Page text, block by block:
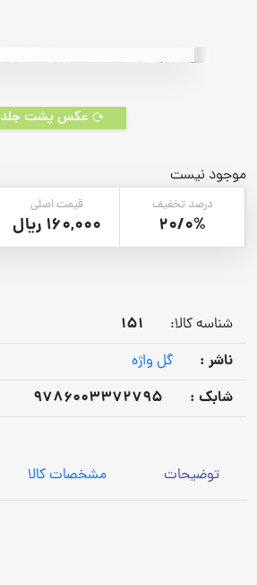
عکس پشت جلد
موجود نیست
درصد تخفیف
20/0%
قیمت اصلی
160,000 ریال
شناسه کالا:
151
ناشر :
گل واژه
شابک : 9786003372795
توضیحات مشخصات کالا